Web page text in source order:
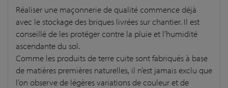
Réaliser une maçonnerie de qualité commence déjà
avec le stockage des briques livrées sur chantier. Il est
conseillé de les protéger contre la pluie et l’humidité
ascendante du sol.
Comme les produits de terre cuite sont fabriqués à base
de matières premières naturelles, il n’est jamais exclu que
l’on observe de légères variations de couleur et de